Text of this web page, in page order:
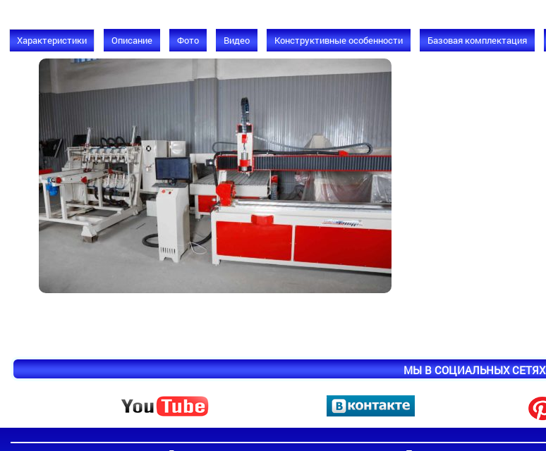
Характеристики Описание Фото Видео Конструктивные особенности Базовая комплектация
МЫ В СОЦИАЛЬНЫХ СЕТЯХ